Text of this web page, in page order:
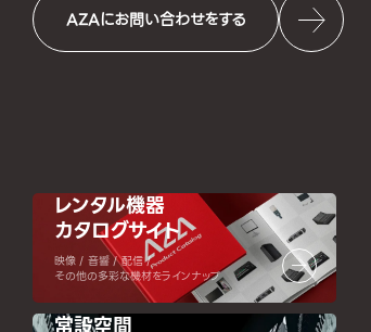
AZAにお問い合わせをする
レンタル機器
カタログサイト
映像 / 音響 / 配信 /
その他の多彩な機材をラインナップ